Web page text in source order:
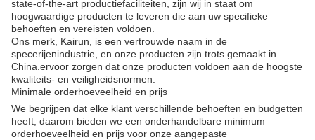
state-of-the-art productiefaciliteiten, zijn wij in staat om
hoogwaardige producten te leveren die aan uw specifieke
behoeften en vereisten voldoen.
Ons merk, Kairun, is een vertrouwde naam in de
specerijenindustrie, en onze producten zijn trots gemaakt in
China.ervoor zorgen dat onze producten voldoen aan de hoogste
kwaliteits- en veiligheidsnormen.
Minimale orderhoeveelheid en prijs
We begrijpen dat elke klant verschillende behoeften en budgetten
heeft, daarom bieden we een onderhandelbare minimum
orderhoeveelheid en prijs voor onze aangepaste